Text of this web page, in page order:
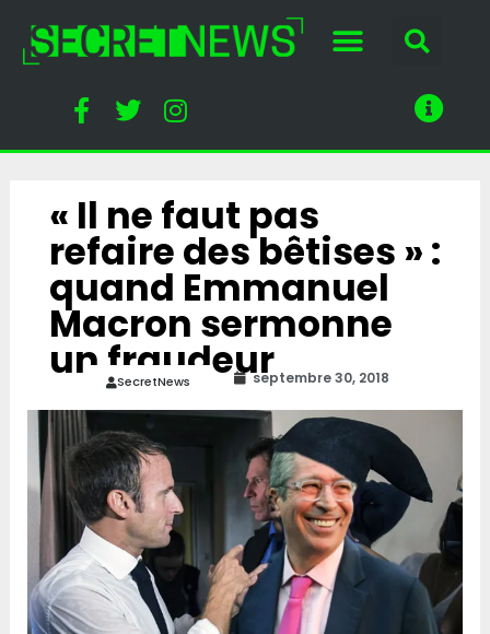
« Il ne faut pas
refaire des bêtises » :
quand Emmanuel
Macron sermonne
un fraudeur
SecretNews septembre 30, 2018